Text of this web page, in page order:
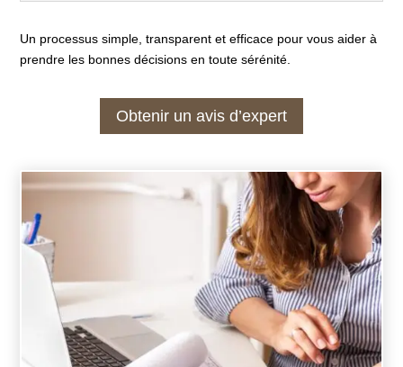
Un processus simple, transparent et efficace pour vous aider à
prendre les bonnes décisions en toute sérénité.
Obtenir un avis d’expert